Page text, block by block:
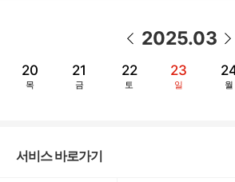
2025.03
20
목
21
금
22
토
23
일 월
서비스 바로가기